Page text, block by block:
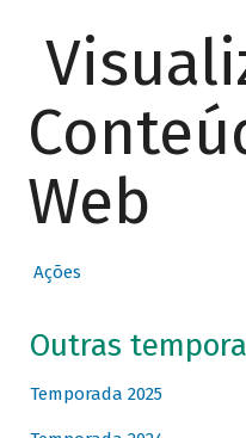
Web
Ações
Outras
Temporada 2025